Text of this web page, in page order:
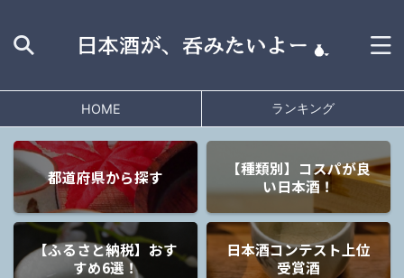
HOME ランキング
都道府県から探す
【種類別】コスパが良
い日本酒！
【ふるさと納税】おす
すめ6選！
日本酒コンテスト上位
受賞酒